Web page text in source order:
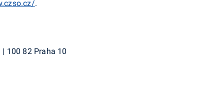
.
100 82 Praha 10